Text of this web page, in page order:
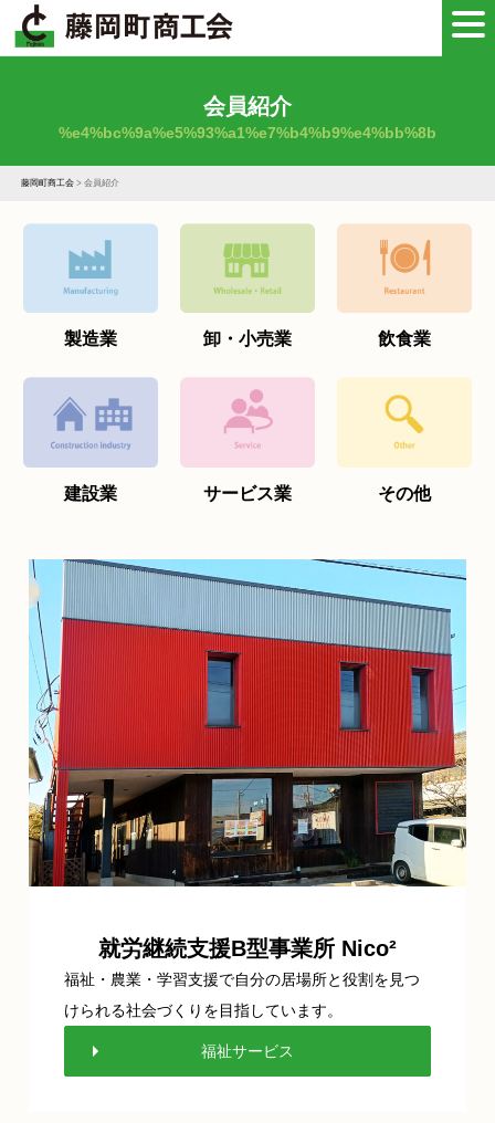
会員紹介
%e4%bc%9a%e5%93%a1%e7%b4%b9%e4%bb%8b
藤岡町商工会> 会員紹介
製造業 卸・小売業 飲食業
建設業 サービス業 その他
就労継続支援B型事業所 Nico²
福祉・農業・学習支援で自分の居場所と役割を見つ
けられる社会づくりを目指しています。
福祉サービス